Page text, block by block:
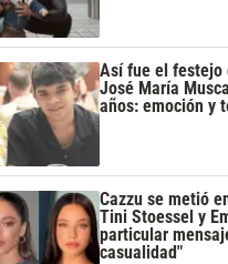
Así fue el festejo
José María
años: emoción y
Cazzu se metió
Tini Stoessel y
particular
casualidad"